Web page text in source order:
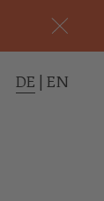
DE EN